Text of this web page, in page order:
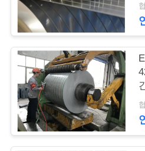
연
요